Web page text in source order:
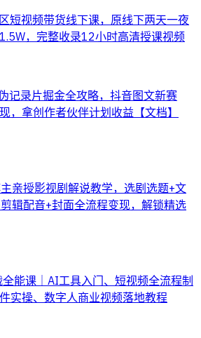
短视频带货线下课，原线下两天一夜
，完整收录12小时高清授课视频
记录片掘金全攻略，抖音图文新赛
，拿创作者伙伴计划收益【文档】
亲授影视剧解说教学，选剧选题+文
辑配音+封面全流程变现，解锁精选
能课｜AI工具入门、短视频全流程制
实操、数字人商业视频落地教程